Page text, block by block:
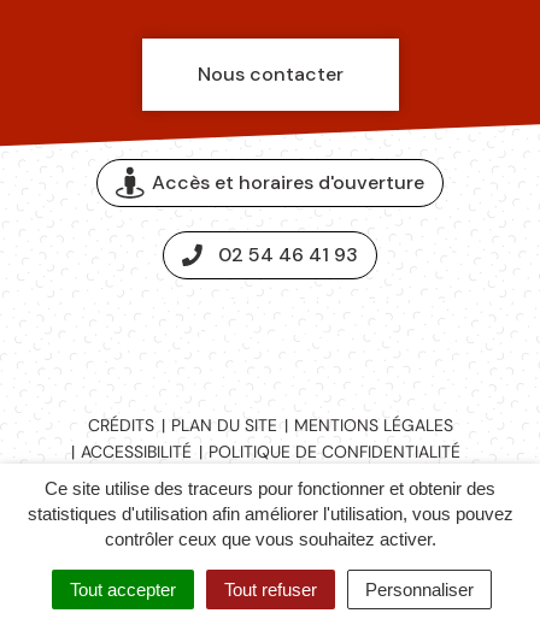
Ce site utilise des traceurs pour fonctionner et obtenir des
statistiques d'utilisation afin améliorer l'utilisation, vous pouvez
contrôler ceux que vous souhaitez activer.
Tout accepter Tout refuser Personnaliser
Nous contacter
Accès et horaires d'ouverture
02 54 46 41 93
Espace presse
CRÉDITS PLAN DU SITE
MENTIONS LÉGALES
ACCESSIBILITÉ
POLITIQUE DE CONFIDENTIALITÉ
NOUS CONTACTER